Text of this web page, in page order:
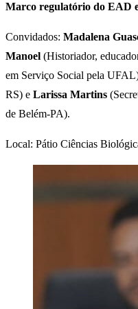
Marco regulatório do EAD
Convidados: Madalena
Manoel (Historiador,
em Serviço Social pela
RS) e Larissa Martins
de Belém-PA).
Local: Pátio Ciências